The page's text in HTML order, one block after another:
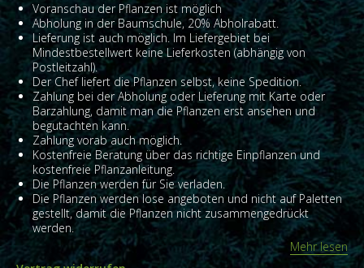
Voranschau der Pflanzen ist möglich
Abholung in der Baumschule, 20% Abholrabatt.
Lieferung ist auch möglich. Im Liefergebiet bei
Mindestbestellwert keine Lieferkosten (abhängig von
Postleitzahl).
Der Chef liefert die Pflanzen selbst, keine Spedition.
Zahlung bei der Abholung oder Lieferung mit Karte oder
Barzahlung, damit man die Pflanzen erst ansehen und
begutachten kann.
Zahlung vorab auch möglich.
Kostenfreie Beratung über das richtige Einpflanzen und
kostenfreie Pflanzanleitung.
Die Pflanzen werden für Sie verladen.
Die Pflanzen werden lose angeboten und nicht auf Paletten
gestellt, damit die Pflanzen nicht zusammengedrückt
werden.
Mehr lesen